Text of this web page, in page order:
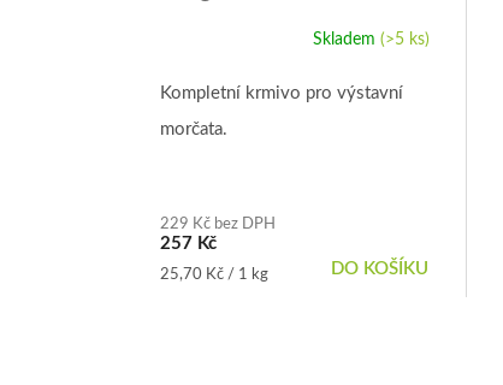
produktu
4,9
Skladem (>5 ks)
229 Kč bez DPH
257 Kč
Měrná
25,70 Kč / 1 kg DO KOŠÍKU
Kompletní krmivo pro výstavní
morčata.